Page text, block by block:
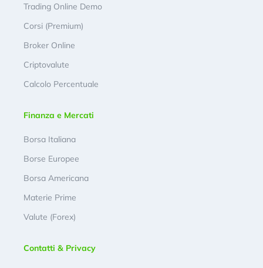
Trading Online Demo
Corsi (Premium)
Broker Online
Criptovalute
Calcolo Percentuale
Finanza e Mercati
Borsa Italiana
Borse Europee
Borsa Americana
Materie Prime
Valute (Forex)
Contatti & Privacy